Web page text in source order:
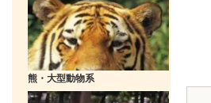
熊・大型動物系